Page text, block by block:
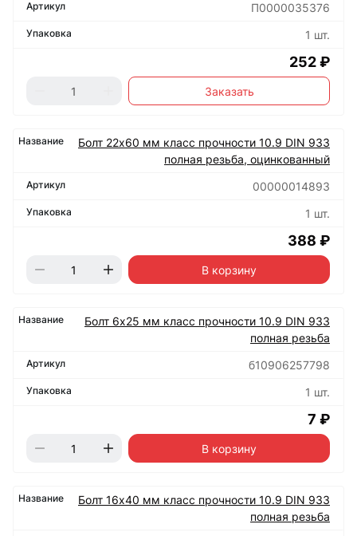
П0000035376
1 шт.
252 ₽
Заказать
Болт 22х60 мм класс прочности 10.9 DIN 933
полная резьба, оцинкованный
00000014893
1 шт.
388 ₽
В корзину
Болт 6х25 мм класс прочности 10.9 DIN 933
полная резьба
б10906257798
1 шт.
7 ₽
В корзину
Болт 16х40 мм класс прочности 10.9 DIN 933
полная резьба